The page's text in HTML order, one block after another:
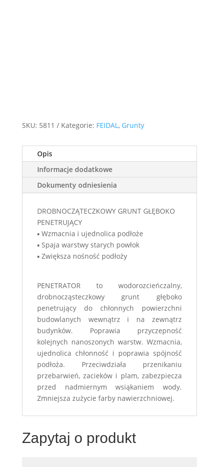
SKU: 5811 Kategorie: FEIDAL , Grunty
Opis
Informacje dodatkowe
Dokumenty odniesienia
DROBNOCZĄTECZKOWY GRUNT GŁĘBOKO
PENETRUJĄCY
▪ Wzmacnia i ujednolica podłoże
▪ Spaja warstwy starych powłok
▪ Zwiększa nośność podłoży
PENETRATOR to wodorozcieńczalny,
drobnocząsteczkowy grunt głęboko
penetrujący do chłonnych powierzchni
budowlanych wewnątrz i na zewnątrz
budynków. Poprawia przyczepność
kolejnych nanoszonych warstw. Wzmacnia,
ujednolica chłonność i poprawia spójność
podłoża. Przeciwdziała przenikaniu
przebarwień, zacieków i plam, zabezpiecza
przed nadmiernym wsiąkaniem wody.
Zmniejsza zużycie farby nawierzchniowej.
Zapytaj o produkt